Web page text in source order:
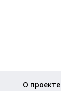
О проекте